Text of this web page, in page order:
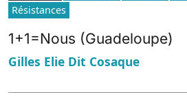
Résistances
1+1=Nous (Guadeloupe)
Gilles Elie Dit Cosaque